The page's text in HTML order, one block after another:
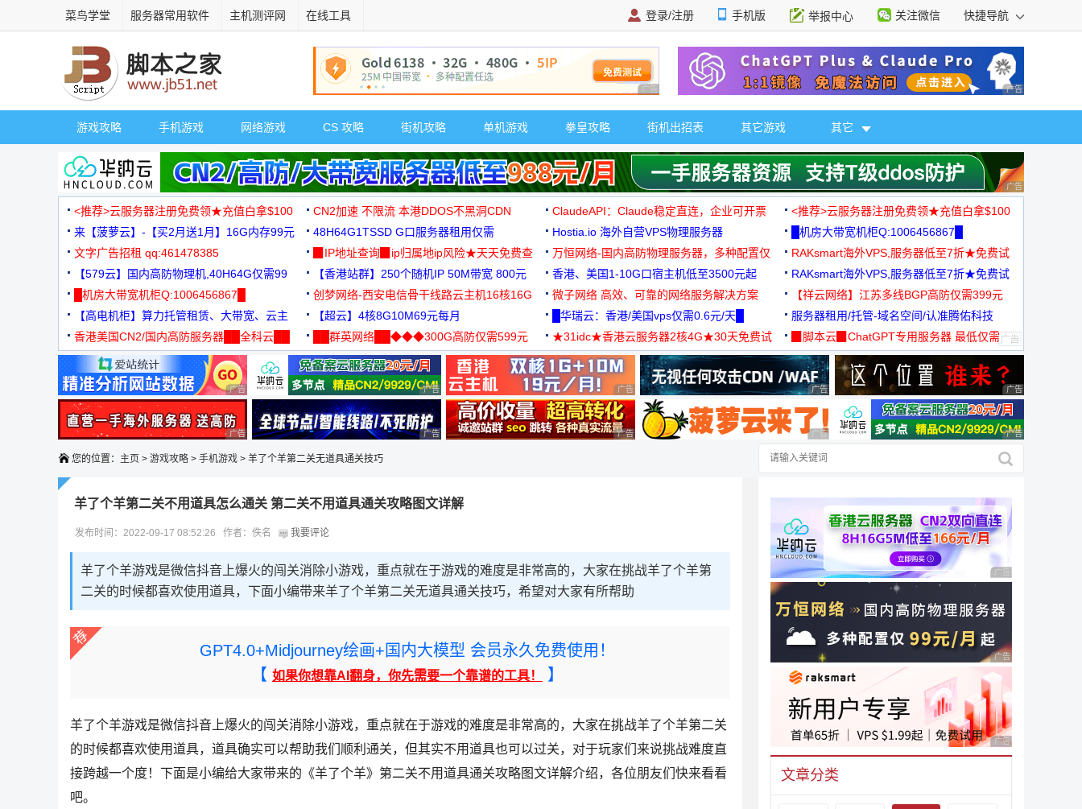
菜鸟学堂 服务器常用软件 主机测评网 在线工具 登录/注册 手机版 举报中心 关注微信 快捷导航
广告 商业广告，理性选择 广告 商业广告，理
游戏攻略 手机游戏 网络游戏 CS 攻略 街机攻略 单机游戏 拳皇攻略 街机出招表 其它游戏 其它
广告 商业广告，理
<推荐>云服务器注册免费领★充值白拿$100 CN2加速 不限流 本港DDOS不黑洞CDN ClaudeAPI：Claude稳定直连，企业可开票
<推荐>云服务器注册免费领★充值白拿$100
来【菠萝云】-【买2月送1月】16G内存99元
48H64G1TSSD G口服务器租用仅需
3000+可免费测试
Hostia.io 海外自营VPS物理服务器
█机房大带宽机柜Q:1006456867█
文字广告招租 qq:461478385
▉IP地址查询▉ip归属地ip风险★天天免费查
万恒网络-国内高防物理服务器，多种配置仅
99元/月起
RAKsmart海外VPS,服务器低至7折★免费试
用★
【579云】国内高防物理机,40H64G仅需99
元
【香港站群】250个随机IP 50M带宽 800元 香港、美国1-10G口宿主机低至3500元起
RAKsmart海外VPS,服务器低至7折★免费试
用★
█机房大带宽机柜Q:1006456867█
创梦网络-西安电信骨干线路云主机16核16G
88元/月
微子网络 高效、可靠的网络服务解决方案
【祥云网络】江苏多线BGP高防仅需399元
【高电机柜】算力托管租赁、大带宽、云主
机
【超云】4核8G10M69元每月 █华瑞云：香港/美国vps仅需0.6元/天█
服务器租用/托管-域名空间/认准腾佑科技
香港美国CN2/国内高防服务器██全科云██
██群英网络██◆◆◆300G高防仅需599元
◆◆◆
★31idc★香港云服务器2核4G★30天免费试
用◆
▉脚本云▉ChatGPT专用服务器 最低仅需
19元/月
广告 商业广告，理性选择 广告 商业广告，理性选择 广告 商业广告，理性选择 广告 商业广告，理性选择 广告 商业广告，理
广告 商业广告，理性选择 广告 商业广告，理性选择 广告 商业广告，理性选择 广告 商业广告，理性选择 广告 商业广告，理
您的位置： 主页 > 游戏攻略 > 手机游戏 > 羊了个羊第二关无道具通关技巧
羊了个羊第二关不用道具怎么通关 第二关不用道具通关攻略图文详解
发布时间：2022-09-17 08:52:26 作者：佚名 我要评论
羊了个羊游戏是微信抖音上爆火的闯关消除小游戏，重点就在于游戏的难度是非常高的，大家在挑战羊了个羊第
二关的时候都喜欢使用道具，下面小编带来羊了个羊第二关无道具通关技巧，希望对大家有所帮助
GPT4.0+Midjourney绘画+国内大模型 会员永久免费使用！
【 如果你想靠AI翻身，你先需要一个靠谱的工具！ 】
羊了个羊游戏是微信抖音上爆火的闯关消除小游戏，重点就在于游戏的难度是非常高的，大家在挑战羊了个羊第二关
的时候都喜欢使用道具，道具确实可以帮助我们顺利通关，但其实不用道具也可以过关，对于玩家们来说挑战难度直
接跨越一个度！下面是小编给大家带来的《羊了个羊》第二关不用道具通关攻略图文详解介绍，各位朋友们快来看看
吧。
广告 商业广告，理性
广告 商业广告，理性
广告 商业广告，理性
文章分类